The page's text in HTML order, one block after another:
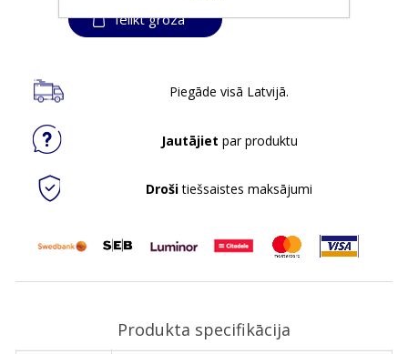
Ielikt grozā
Piegāde visā Latvijā.
Jautājiet par produktu
Drošitiešsaistes maksājumi
Produkta specifikācija